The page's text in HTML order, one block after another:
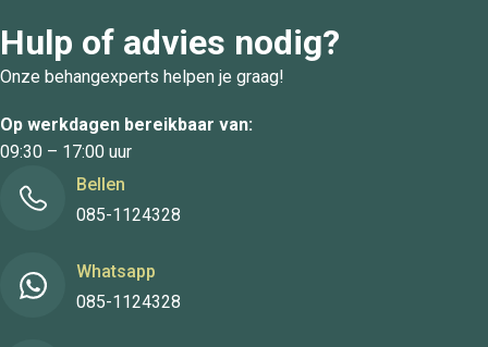
Hulp of advies nodig?
Onze behangexperts helpen je graag!
Op werkdagen bereikbaar van:
09:30 – 17:00 uur
Bellen
085-1124328
Whatsapp
085-1124328